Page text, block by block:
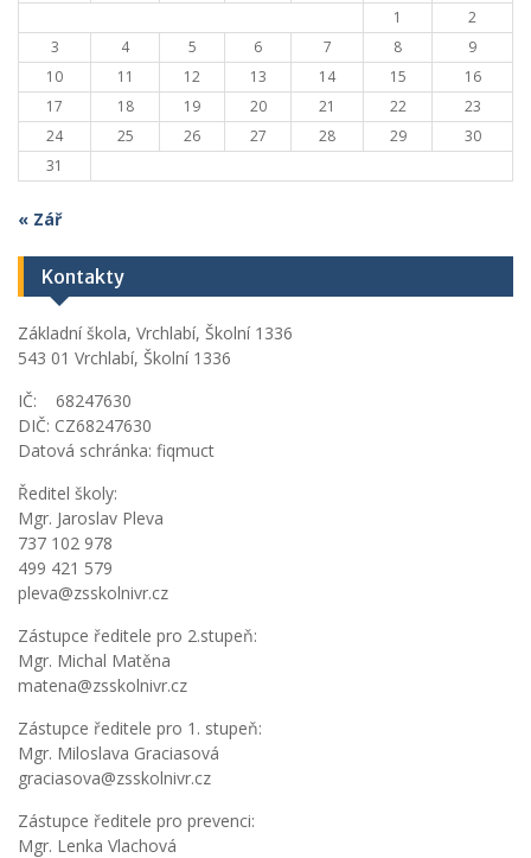
1
2
3
4 5 6 7 8
9
10
11 12 13 14 15
16
17
18 19 20 21 22
23
24
25 26 27 28 29
30
31
« Zář
Kontakty
Základní škola, Vrchlabí, Školní 1336
543 01 Vrchlabí, Školní 1336
IČ: 68247630
DIČ: CZ68247630
Datová schránka: fiqmuct
Ředitel školy:
Mgr. Jaroslav Pleva
737 102 978
499 421 579
pleva@zsskolnivr.cz
Zástupce ředitele pro 2.stupeň:
Mgr. Michal Matěna
matena@zsskolnivr.cz
Zástupce ředitele pro 1. stupeň:
Mgr. Miloslava Graciasová
graciasova@zsskolnivr.cz
Zástupce ředitele pro prevenci:
Mgr. Lenka Vlachová